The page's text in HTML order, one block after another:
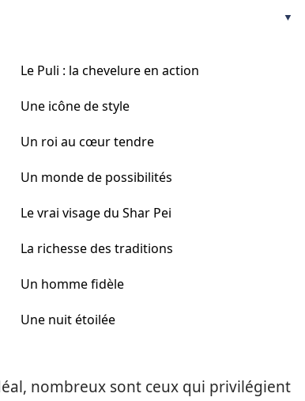
Le Puli : la chevelure en action
Une icône de style
Un roi au cœur tendre
Un monde de possibilités
Le vrai visage du Shar Pei
La richesse des traditions
Un homme fidèle
Une nuit étoilée
nombreux sont ceux qui privilégient